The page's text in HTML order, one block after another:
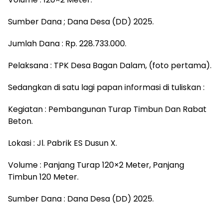
Sumber Dana ; Dana Desa (DD) 2025.
Jumlah Dana : Rp. 228.733.000.
Pelaksana : TPK Desa Bagan Dalam, (foto pertama).
Sedangkan di satu lagi papan informasi di tuliskan :
Kegiatan : Pembangunan Turap Timbun Dan Rabat
Beton.
Lokasi : Jl. Pabrik ES Dusun X.
Volume : Panjang Turap 120×2 Meter, Panjang
Timbun 120 Meter.
Sumber Dana : Dana Desa (DD) 2025.